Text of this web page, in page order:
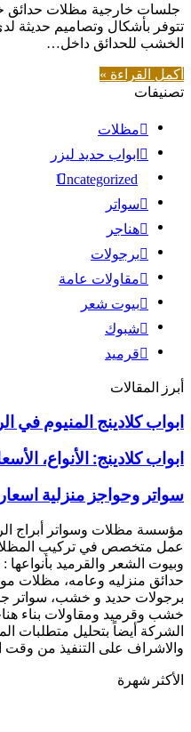
جلسات خارجية مظلات
تتوفر بأشكال وتصاميم حديثة
الخشب للحدائق داخل…
أكمل القراءة »
تصنيفات
مظلات
ابواب حديد ليزر
Uncategorized
سواتر
هناجر
برجولات
مقاولات عامة
بيوت شعر
شبوك
قرميد
أبرز المقالات
ابواب
كلادينج
المنيوم
في
الرياض
ابواب كلادينج المنيوم في
ابواب
كلادينج:
الأنواع،
الأسعار،
والمواصفات
ابواب كلادينج: الأنواع،
سواتر
وحواجز
منزلية
اسعار
سواتر
الحوش
والسطح
سواتر وحواجز منزلية
مؤسسة مظلات وسواتر أبراج
عمل متخصص في تركيب المظلات
وبيوت الشعر والقرميد
حدائق منزليه وعامه، مظلات
برجولات حديد و خشب، سواتر
خشب وقرميد ومقاولات بناء
الشركة أيضاً بتحليل متطلبات
والاشراف على التنفيذ من وقت
الأكثر شهرة